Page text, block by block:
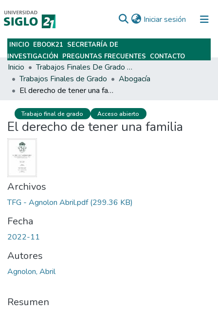
Iniciar sesión (current)
Subir
INICIO EBOOK21 SECRETARÍA DE
INVESTIGACIÓN PREGUNTAS FRECUENTES CONTACTO
Inicio
Trabajos Finales De Grado Y Posgrado
Trabajos Finales de Grado
Abogacía
El derecho de tener una familia
Trabajo final de grado Acceso abierto
El derecho de tener una familia
Archivos
TFG - Agnolon Abril.pdf(299.36 KB)
Fecha
2022-11
Autores
Agnolon, Abril
Resumen